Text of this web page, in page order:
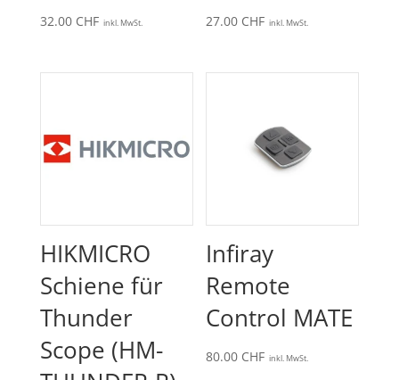
32.00 CHF inkl. MwSt. 27.00 CHF inkl. MwSt.
HIKMICRO
Schiene für
Thunder
Scope (HM-
Infiray
Remote
Control MATE
80.00 CHF inkl. MwSt.